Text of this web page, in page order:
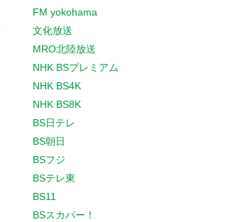
FM yokohama
文化放送
MRO北陸放送
NHK BSプレミアム
NHK BS4K
NHK BS8K
BS日テレ
BS朝日
BSフジ
BSテレ東
BS11
BSスカパー！